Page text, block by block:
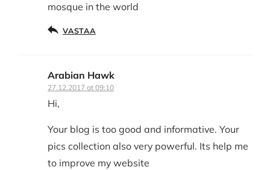
mosque in the world
VASTAA
Arabian Hawk
27.12.2017 at 09:10
Hi,
Your blog is too good and informative. Your
pics collection also very powerful. Its help me
to improve my website